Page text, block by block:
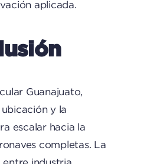
aplicada.
Guanajuato,
y la
escalar hacia la
completas. La